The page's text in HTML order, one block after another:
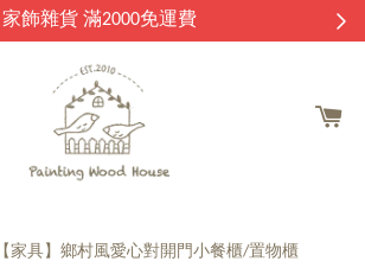
家飾雜貨 滿2000免運費
【家具】鄉村風愛心對開門小餐櫃/置物櫃